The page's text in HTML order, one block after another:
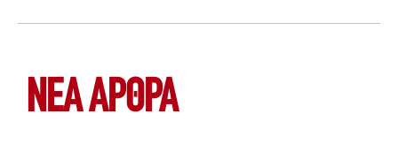
ΝΕΑ ΆΡΘΡΑ